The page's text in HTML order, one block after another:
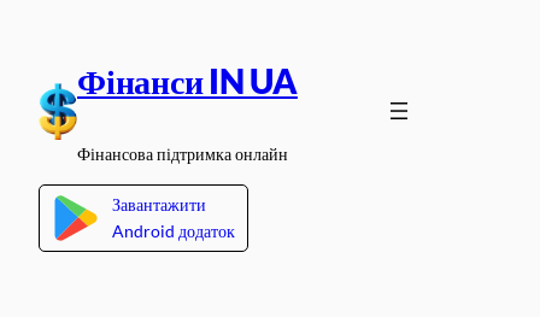
вмісту
Фінанси IN UA
Фінансова підтримка онлайн
Завантажити
Android додаток